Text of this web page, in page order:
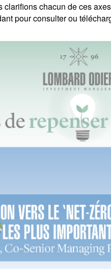
clarifions chacun de ces
pour consulter ou